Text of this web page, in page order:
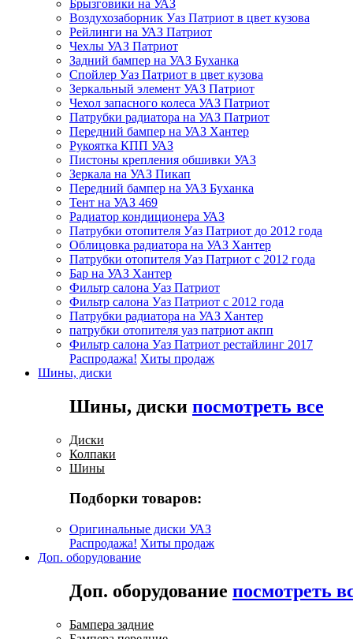
Брызговики на УАЗ
Воздухозаборник Уаз Патриот в цвет кузова
Рейлинги на УАЗ Патриот
Чехлы УАЗ Патриот
Задний бампер на УАЗ Буханка
Спойлер Уаз Патриот в цвет кузова
Зеркальный элемент УАЗ Патриот
Чехол запасного колеса УАЗ Патриот
Патрубки радиатора на УАЗ Патриот
Передний бампер на УАЗ Хантер
Рукоятка КПП УАЗ
Пистоны крепления обшивки УАЗ
Зеркала на УАЗ Пикап
Передний бампер на УАЗ Буханка
Тент на УАЗ 469
Радиатор кондиционера УАЗ
Патрубки отопителя Уаз Патриот до 2012 года
Облицовка радиатора на УАЗ Хантер
Патрубки отопителя Уаз Патриот с 2012 года
Бар на УАЗ Хантер
Фильтр салона Уаз Патриот
Фильтр салона Уаз Патриот с 2012 года
Патрубки радиатора на УАЗ Хантер
патрубки отопителя уаз патриот акпп
Фильтр салона Уаз Патриот рестайлинг 2017
Распродажа! Хиты продаж
Шины, диски
Шины, диски посмотреть все
Диски
Колпаки
Шины
Подборки товаров:
Оригинальные диски УАЗ
Распродажа! Хиты продаж
Доп. оборудование
Доп. оборудование посмотреть
Бампера задние